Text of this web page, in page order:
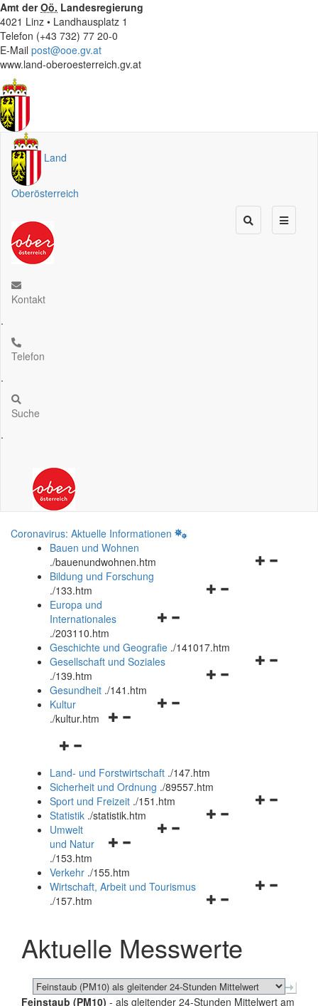
Amt derOö. Landesregierung
4021 Linz • Landhausplatz 1
Telefon (+43 732) 77 20-0
E-Mail post@ooe.gv.at
www.land-oberoesterreich.gv.at
Land
Oberösterreich
Kontakt
.
Telefon
.
Suche
.
Coronavirus: Aktuelle Informationen
Bauen und Wohnen
./bauenundwohnen.htm
Navigationsmenü
Bildung und Forschung
./133.htm
Navigationsmenü
und
schließen
Europa und
Internationales
./203110.htm
Geschichte und Geografie ./141017.htm
Navigationsmenü
Gesellschaft und Soziales
./139.htm
Navigationsmenü
Gesundheit ./141.htm
Navigationsmenü
Kultur
./kultur.htm
Navigationsmenü
und
schließen
Land- und Forstwirtschaft ./147.htm
Sicherheit und Ordnung ./89557.htm
Navigationsmenü
Sport und Freizeit ./151.htm
Navigationsmenü
Statistik ./statistik.htm
Navigationsmenü
und
schließen
Umwelt
und Natur
./153.htm
Verkehr ./155.htm
Navigationsmenü
schließen
Wirtschaft, Arbeit und Tourismus
./157.htm
Aktuelle Messwerte
Feinstaub (PM10) - als gleitender 24-Stunden Mittelwert am